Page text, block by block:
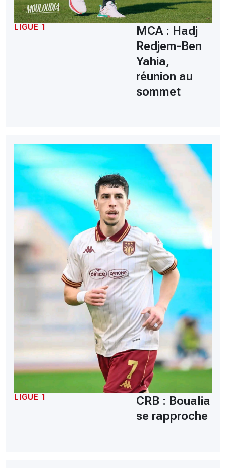
LIGUE 1
MCA : Hadj
Redjem-Ben
Yahia,
réunion au
sommet
LIGUE 1
CRB : Boualia
se rapproche